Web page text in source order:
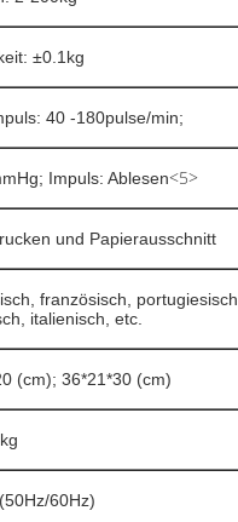
±0.1kg
40 -180pulse/min;
Impuls: Ablesen<5>
und Papierausschnitt
französisch, portugiesisch,
italienisch, etc.
(cm); 36*21*30 (cm)
60Hz)